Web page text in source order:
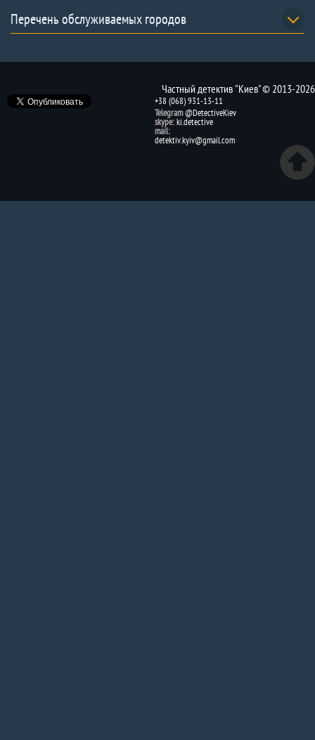
Перечень обслуживаемых городов
Частный детектив "Киев" © 2013-2026
+38 (068) 931-13-11
Telegram @DetectiveKiev
skype:ki.detective
mail:
detektiv.kyiv@gmail.com